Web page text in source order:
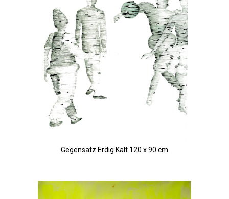
Gegensatz Erdig Kalt 120 x 90 cm